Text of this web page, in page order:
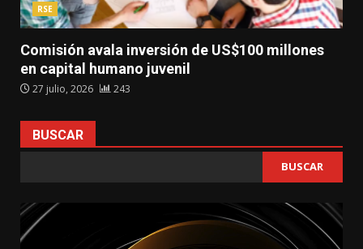
RSE
Comisión avala inversión de US$100 millones
en capital humano juvenil
27 julio, 2026 243
BUSCAR
BUSCAR